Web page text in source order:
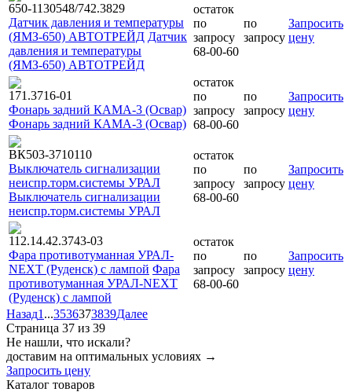
650-1130548/742.3829
Датчик давления и температуры
(ЯМЗ-650) АВТОТРЕЙД Датчик
давления и температуры
(ЯМЗ-650) АВТОТРЕЙД
остаток
по
запросу
68-00-60
по
запросу
Запросить
цену
171.3716-01
Фонарь задний КАМА-3 (Освар)
Фонарь задний КАМА-3 (Освар)
остаток
по
запросу
68-00-60
по
запросу
Запросить
цену
ВК503-3710110
Выключатель сигнализации
неиспр.торм.системы УРАЛ
Выключатель сигнализации
неиспр.торм.системы УРАЛ
остаток
по
запросу
68-00-60
по
запросу
Запросить
цену
112.14.42.3743-03
Фара противотуманная УРАЛ-
NEXT (Руденск) с лампой Фара
противотуманная УРАЛ-NEXT
(Руденск) с лампой
остаток
по
запросу
68-00-60
по
запросу
Запросить
цену
Назад1 ...3536373839Далее
Страница 37 из 39
Не нашли, что искали?
доставим на оптимальных условиях →
Запросить цену
Каталог товаров